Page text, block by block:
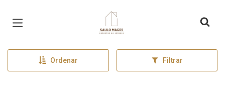
Página inicial
Ordenar Filtrar